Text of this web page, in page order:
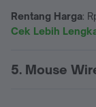
Rentang Harga:
Cek Lebih
5. Mouse